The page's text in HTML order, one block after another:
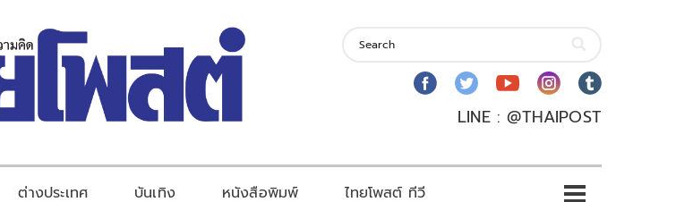
LINE : @THAIPOST
ต่างประเทศ บันเทิง หนังสือพิมพ์ ไทยโพสต์ ทีวี